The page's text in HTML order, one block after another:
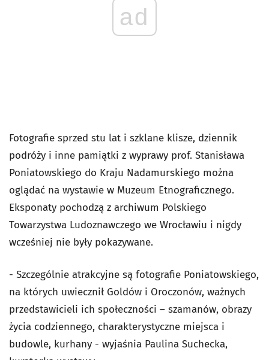
ad
Fotografie sprzed stu lat i szklane klisze, dziennik
podróży i inne pamiątki z wyprawy prof. Stanisława
Poniatowskiego do Kraju Nadamurskiego można
oglądać na wystawie w Muzeum Etnograficznego.
Eksponaty pochodzą z archiwum Polskiego
Towarzystwa Ludoznawczego we Wrocławiu i nigdy
wcześniej nie były pokazywane.
- Szczególnie atrakcyjne są fotografie Poniatowskiego,
na których uwiecznił Goldów i Oroczonów, ważnych
przedstawicieli ich społeczności – szamanów, obrazy
życia codziennego, charakterystyczne miejsca i
budowle, kurhany - wyjaśnia Paulina Suchecka,